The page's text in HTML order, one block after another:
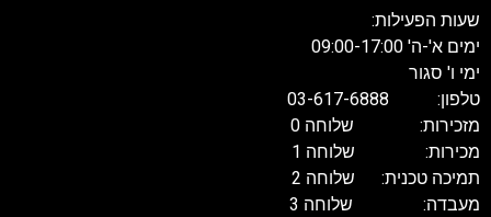
שעות הפעילות:
ימים א'-ה' 09:00-17:00
ימי ו' סגור
טלפון: 03-617-6888
מזכירות: שלוחה 0
מכירות: שלוחה 1
תמיכה טכנית: שלוחה 2
מעבדה: שלוחה 3